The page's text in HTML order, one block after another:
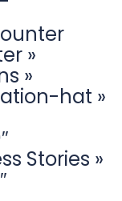
»
»
hat »
Stories »